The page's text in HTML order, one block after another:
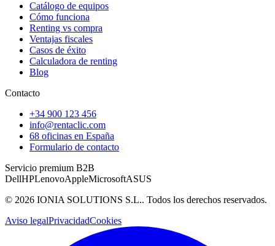
Catálogo de equipos
Cómo funciona
Renting vs compra
Ventajas fiscales
Casos de éxito
Calculadora de renting
Blog
Contacto
+34 900 123 456
info@rentaclic.com
68 oficinas en España
Formulario de contacto
Servicio premium B2B
DellHPLenovoAppleMicrosoftASUS
© 2026 IONIA SOLUTIONS S.L.. Todos los derechos reservados.
Aviso legalPrivacidadCookies